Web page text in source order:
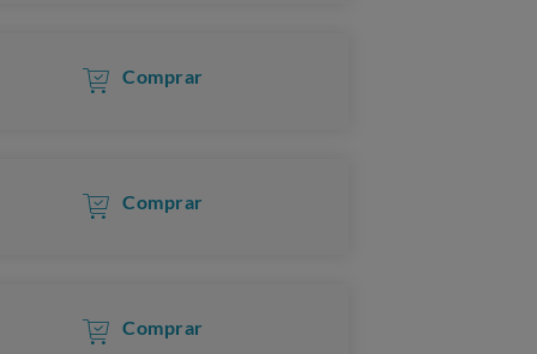
Comprar
Comprar
Comprar